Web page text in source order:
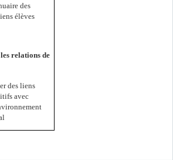
des
élèves
relations de
des liens
avec